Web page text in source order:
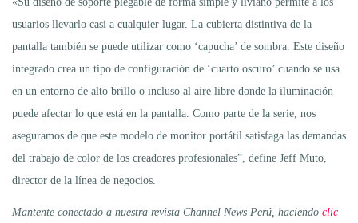
usuarios llevarlo casi a cualquier lugar. La cubierta distintiva de la
pantalla también se puede utilizar como ‘capucha’ de sombra. Este diseño
integrado crea un tipo de configuración de ‘cuarto oscuro’ cuando se usa
en un entorno de alto brillo o incluso al aire libre donde la iluminación
puede afectar lo que está en la pantalla. Como parte de la serie, nos
aseguramos de que este modelo de monitor portátil satisfaga las demandas
del trabajo de color de los creadores profesionales”, define Jeff Muto,
director de la línea de negocios.
Mantente conectado a nuestra revista Channel News Perú, haciendo clic